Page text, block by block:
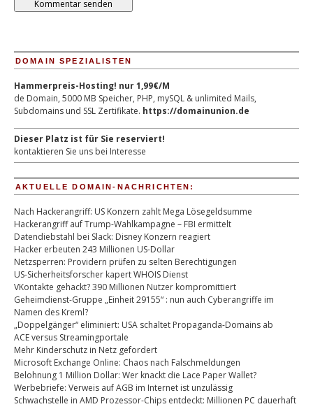
DOMAIN SPEZIALISTEN
Hammerpreis-Hosting! nur 1,99€/M
de Domain, 5000 MB Speicher, PHP, mySQL & unlimited Mails,
Subdomains und SSL Zertifikate. https://domainunion.de
Dieser Platz ist für Sie reserviert!
kontaktieren Sie uns bei Interesse
AKTUELLE DOMAIN-NACHRICHTEN:
Nach Hackerangriff: US Konzern zahlt Mega Lösegeldsumme
Hackerangriff auf Trump-Wahlkampagne – FBI ermittelt
Datendiebstahl bei Slack: Disney Konzern reagiert
Hacker erbeuten 243 Millionen US-Dollar
Netzsperren: Providern prüfen zu selten Berechtigungen
US-Sicherheitsforscher kapert WHOIS Dienst
VKontakte gehackt? 390 Millionen Nutzer kompromittiert
Geheimdienst-Gruppe „Einheit 29155“ : nun auch Cyberangriffe im
Namen des Kreml?
„Doppelgänger“ eliminiert: USA schaltet Propaganda-Domains ab
ACE versus Streamingportale
Mehr Kinderschutz in Netz gefordert
Microsoft Exchange Online: Chaos nach Falschmeldungen
Belohnung 1 Million Dollar: Wer knackt die Lace Paper Wallet?
Werbebriefe: Verweis auf AGB im Internet ist unzulässig
Schwachstelle in AMD Prozessor-Chips entdeckt: Millionen PC dauerhaft